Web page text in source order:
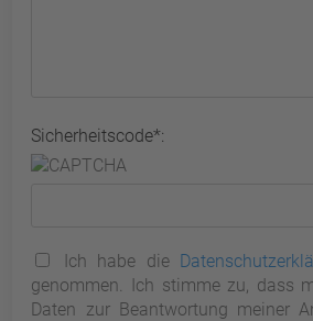
Sicherheitscode*:
Ich habe die
genommen. Ich stimme zu, dass
Daten zur Beantwortung meiner